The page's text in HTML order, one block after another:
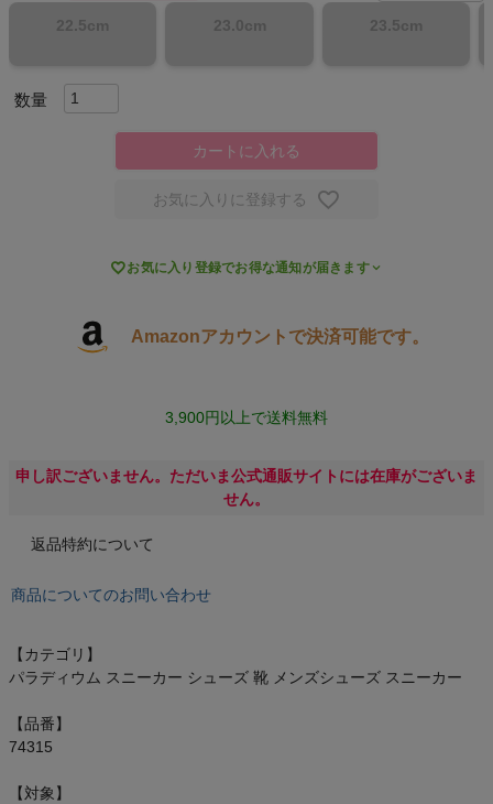
インフィット INFIT
サックス SAXX
オン On
22.5cm 23.0cm 23.5cm
カートに入れる
お気に入りに登録する
お気に入り登録でお得な通知が届きます
Amazonアカウントで決済可能です。
3,900円以上で送料無料
申し訳ございません。ただいま公式通販サイトには在庫がございま
せん。
返品特約について
商品についてのお問い合わせ
【カテゴリ】
パラディウム スニーカー シューズ 靴 メンズシューズ スニーカー
【品番】
74315
【対象】